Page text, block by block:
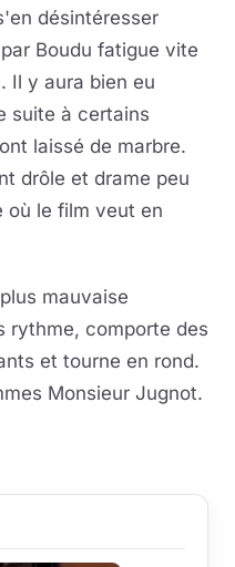
désintéresser
Boudu fatigue vite
Il y aura bien eu
suite à certains
laissé de marbre.
drôle et drame peu
où le film veut en
mauvaise
rythme, comporte des
et tourne en rond.
Monsieur Jugnot.